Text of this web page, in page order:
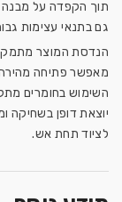
תוך הקפדה על מבנה
גם בתנאי עצימות
הנדסת המוצר
מאפשר פתיחה מהירה
יוצאת דופן בשחיקה
לציוד תחת אש.